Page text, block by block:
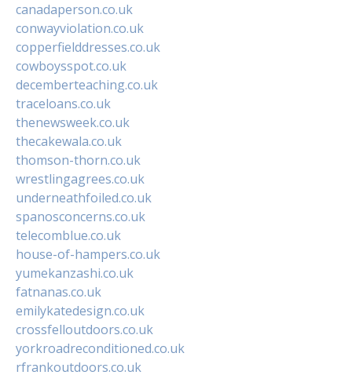
canadaperson.co.uk
conwayviolation.co.uk
copperfielddresses.co.uk
cowboysspot.co.uk
decemberteaching.co.uk
traceloans.co.uk
thenewsweek.co.uk
thecakewala.co.uk
thomson-thorn.co.uk
wrestlingagrees.co.uk
underneathfoiled.co.uk
spanosconcerns.co.uk
telecomblue.co.uk
house-of-hampers.co.uk
yumekanzashi.co.uk
fatnanas.co.uk
emilykatedesign.co.uk
crossfelloutdoors.co.uk
yorkroadreconditioned.co.uk
rfrankoutdoors.co.uk